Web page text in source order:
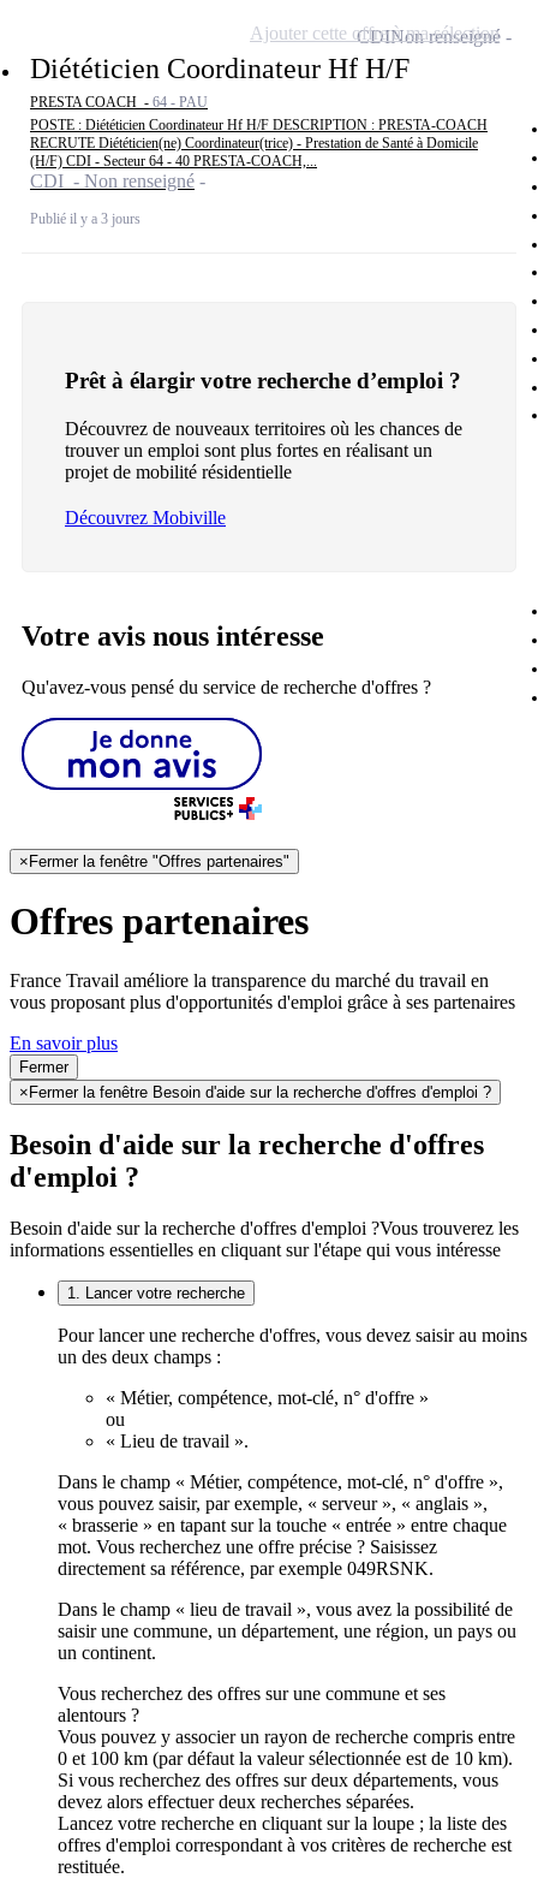
Diététicien Coordinateur Hf H/F
PRESTA COACH - 64 - PAU
POSTE : Diététicien Coordinateur Hf H/F DESCRIPTION : PRESTA-COACH
RECRUTE Diététicien(ne) Coordinateur(trice) - Prestation de Santé à Domicile
(H/F) CDI - Secteur 64 - 40 PRESTA-COACH,...
CDI - Non renseigné
Publié il y a 3 jours
CDINon renseigné
Ajouter cette offre à ma sélection
Prêt à élargir votre recherche d’emploi ?
Découvrez de nouveaux territoires où les chances de
trouver un emploi sont plus fortes en réalisant un
projet de mobilité résidentielle
Découvrez Mobiville
Votre avis nous intéresse
Qu'avez-vous pensé du service de recherche d'offres ?
× Fermer la fenêtre "Offres partenaires"
Offres partenaires
France Travail améliore la transparence du marché du travail en
vous proposant plus d'opportunités d'emploi grâce à ses partenaires
En savoir plus
Fermer
× Fermer la fenêtre Besoin d'aide sur la recherche d'offres d'emploi ?
Besoin d'aide sur la recherche d'offres
d'emploi ?
Besoin d'aide sur la recherche d'offres d'emploi ?Vous trouverez les
informations essentielles en cliquant sur l'étape qui vous intéresse
1. Lancer votre recherche
Pour lancer une recherche d'offres, vous devez saisir au moins
un des deux champs :
« Métier, compétence, mot-clé, n° d'offre »
ou
« Lieu de travail ».
Dans le champ « Métier, compétence, mot-clé, n° d'offre »,
vous pouvez saisir, par exemple, « serveur », « anglais »,
« brasserie » en tapant sur la touche « entrée » entre chaque
mot. Vous recherchez une offre précise ? Saisissez
directement sa référence, par exemple 049RSNK.
Dans le champ « lieu de travail », vous avez la possibilité de
saisir une commune, un département, une région, un pays ou
un continent.
Vous recherchez des offres sur une commune et ses
alentours ?
Vous pouvez y associer un rayon de recherche compris entre
0 et 100 km (par défaut la valeur sélectionnée est de 10 km).
Si vous recherchez des offres sur deux départements, vous
devez alors effectuer deux recherches séparées.
Lancez votre recherche en cliquant sur la loupe ; la liste des
offres d'emploi correspondant à vos critères de recherche est
restituée.